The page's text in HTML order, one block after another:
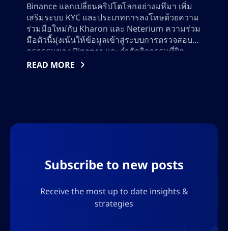
Binance แลกเปลี่ยนคริปโตโลกอย่างมหึมา เพิ่ม
เสริมระบบ KYC และประเภทการลงโทษด้วยความ
ร่วมมือใหม่กับ Kharon และ Neterium ความร่วม
มือตัวนี้มุ่งเน้นให้ข้อมูลเข้าสู่ระบบการตรวจสอบ
ธุรกรรมของ Binance และจำกัดกิจกรรมที่ผิด
กฎหมายบนแพลตฟอร์มการแลกเปลี่ยนคริปโตเค
READ MORE
Subscribe to new posts
Receive the most up to date insights &
strategies